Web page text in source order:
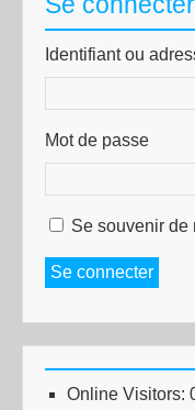
Identifiant ou
Mot de passe
Se souvenir de
Se connecter
Online Visitors: